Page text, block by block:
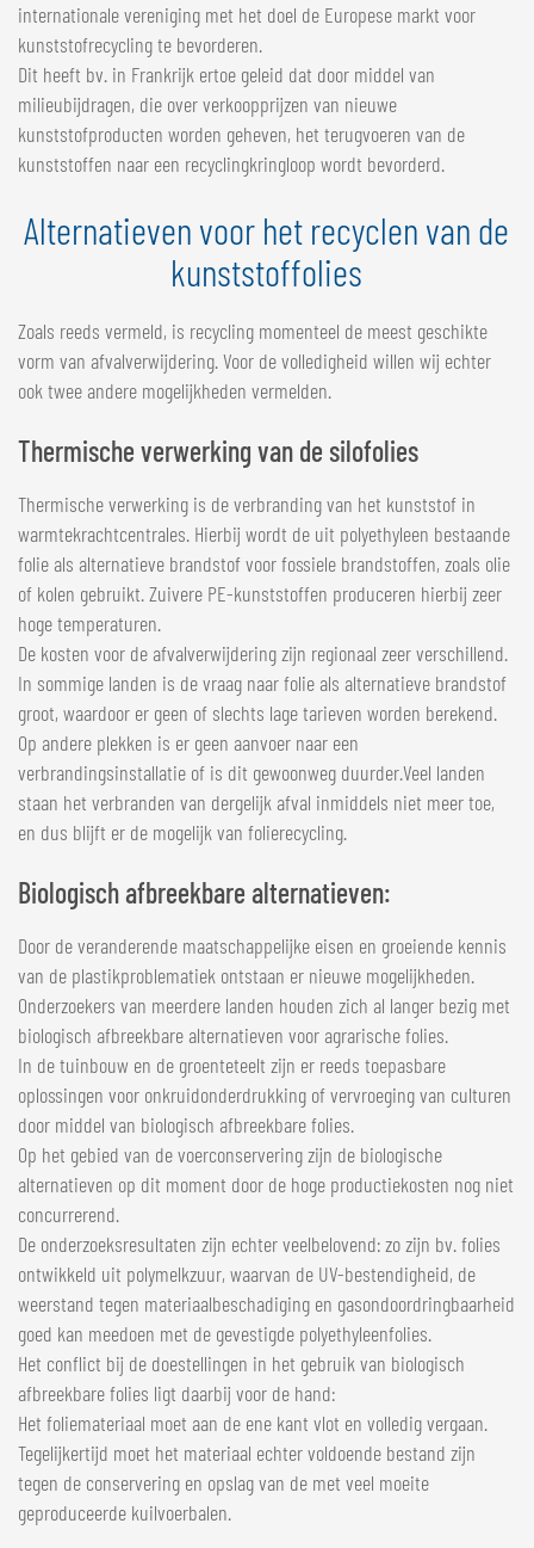
internationale vereniging met het doel de Europese markt voor
kunststofrecycling te bevorderen.
Dit heeft bv. in Frankrijk ertoe geleid dat door middel van
milieubijdragen, die over verkoopprijzen van nieuwe
kunststofproducten worden geheven, het terugvoeren van de
kunststoffen naar een recyclingkringloop wordt bevorderd.
Alternatieven voor het recyclen van de
kunststoffolies
Zoals reeds vermeld, is recycling momenteel de meest geschikte
vorm van afvalverwijdering. Voor de volledigheid willen wij echter
ook twee andere mogelijkheden vermelden.
Thermische verwerking van de silofolies
Thermische verwerking is de verbranding van het kunststof in
warmtekrachtcentrales. Hierbij wordt de uit polyethyleen bestaande
folie als alternatieve brandstof voor fossiele brandstoffen, zoals olie
of kolen gebruikt. Zuivere PE-kunststoffen produceren hierbij zeer
hoge temperaturen.
De kosten voor de afvalverwijdering zijn regionaal zeer verschillend.
In sommige landen is de vraag naar folie als alternatieve brandstof
groot, waardoor er geen of slechts lage tarieven worden berekend.
Op andere plekken is er geen aanvoer naar een
verbrandingsinstallatie of is dit gewoonweg duurder.Veel landen
staan het verbranden van dergelijk afval inmiddels niet meer toe,
en dus blijft er de mogelijk van folierecycling.
Biologisch afbreekbare alternatieven:
Door de veranderende maatschappelijke eisen en groeiende kennis
van de plastikproblematiek ontstaan er nieuwe mogelijkheden.
Onderzoekers van meerdere landen houden zich al langer bezig met
biologisch afbreekbare alternatieven voor agrarische folies.
In de tuinbouw en de groenteteelt zijn er reeds toepasbare
oplossingen voor onkruidonderdrukking of vervroeging van culturen
door middel van biologisch afbreekbare folies.
Op het gebied van de voerconservering zijn de biologische
alternatieven op dit moment door de hoge productiekosten nog niet
concurrerend.
De onderzoeksresultaten zijn echter veelbelovend: zo zijn bv. folies
ontwikkeld uit polymelkzuur, waarvan de UV-bestendigheid, de
weerstand tegen materiaalbeschadiging en gasondoordringbaarheid
goed kan meedoen met de gevestigde polyethyleenfolies.
Het conflict bij de doestellingen in het gebruik van biologisch
afbreekbare folies ligt daarbij voor de hand:
Het foliemateriaal moet aan de ene kant vlot en volledig vergaan.
Tegelijkertijd moet het materiaal echter voldoende bestand zijn
tegen de conservering en opslag van de met veel moeite
geproduceerde kuilvoerbalen.